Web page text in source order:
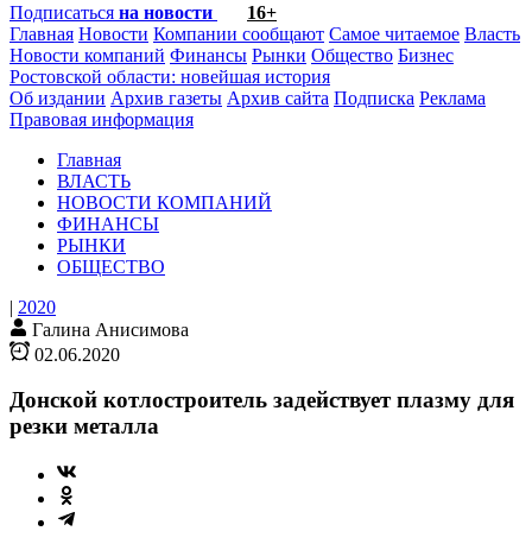
Подписаться на новости
16+
Главная Новости Компании сообщают Самое читаемое Власть
Новости компаний Финансы Рынки Общество Бизнес
Ростовской области: новейшая история
Об издании Архив газеты Архив сайта Подписка Реклама
Правовая информация
Главная
ВЛАСТЬ
НОВОСТИ КОМПАНИЙ
ФИНАНСЫ
РЫНКИ
ОБЩЕСТВО
| 2020
Галина Анисимова
02.06.2020
Донской котлостроитель задействует плазму для
резки металла